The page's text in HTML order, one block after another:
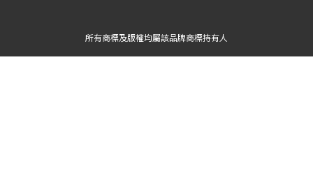
所有商標及版權均屬該品牌商標持有人